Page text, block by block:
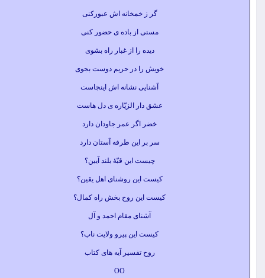
گر ز خمخانه اش عبورکنی
مستی از باده ی حضور کنی
دیده را از غبار راه بشوی
خویش را در حریم دوست بجوی
آشنایی نشانه اش اینجاست
عشق دار الزیّاره ی دل هاست
خضر اگر عمر جاودان دارد
سر بر این طرفه آستان دارد
چیست این قبّۀ بلند آیین؟
کیست این روشنای اهل یقین؟
کیست این روح بخش راه کمال؟
آشنای مقام احمد و آل
کیست این پیرو ولایت ناب؟
روح تفسیر آیه های کتاب